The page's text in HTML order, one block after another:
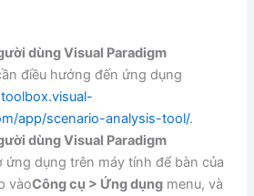
dùng Visual Paradigm
điều hướng đến ứng dụng
app/scenario-analysis-tool/.
dùng Visual Paradigm
ứng dụng trên máy tính để bàn của
vàoCông cụ > Ứng dụng menu, và